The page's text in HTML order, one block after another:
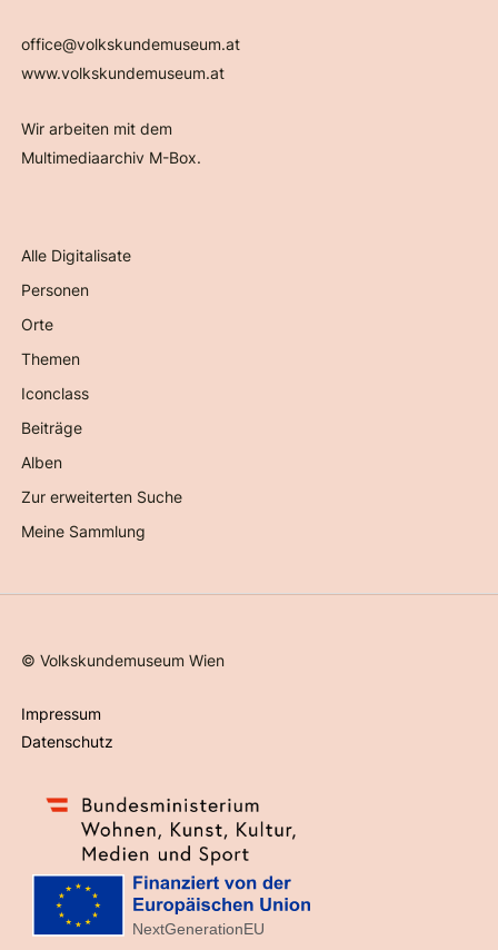
office@volkskundemuseum.at
www.volkskundemuseum.at
Wir arbeiten mit dem
Multimediaarchiv M-Box.
Alle Digitalisate
Personen
Orte
Themen
Iconclass
Beiträge
Alben
Zur erweiterten Suche
Meine Sammlung
©Volkskundemuseum Wien
Impressum
Datenschutz